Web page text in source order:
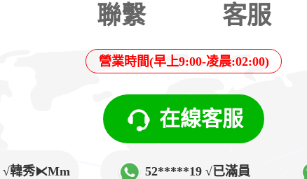
聯繫 客服
營業時間(早上9:00-凌晨:02:00)
在線客服
√韓秀⧔Mm 52*****19 √已滿員